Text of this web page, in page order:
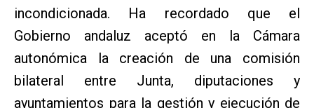
incondicionada. Ha recordado que el
Gobierno andaluz aceptó en la Cámara
autonómica la creación de una comisión
bilateral entre Junta, diputaciones y
ayuntamientos para la gestión y ejecución de